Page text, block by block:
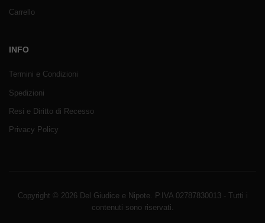
Carrello
INFO
Termini e Condizioni
Spedizioni
Resi e Diritto di Recesso
Privacy Policy
Copyright © 2026 Del Giudice e Nipote. P.IVA 02787830013 - Tutti i
contenuti sono riservati.